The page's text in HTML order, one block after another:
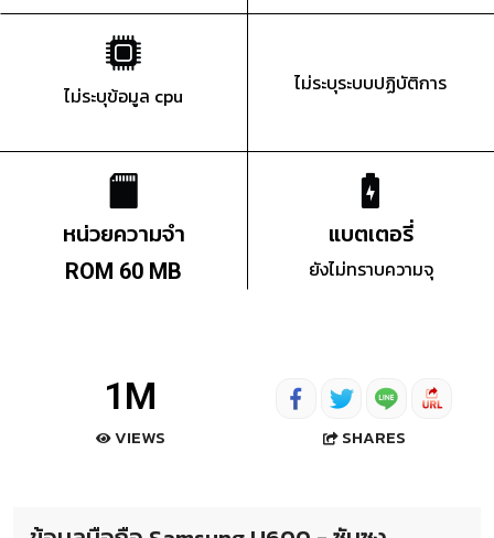
ไม่ระบุข้อมูล cpu ไม่ระบุระบบปฏิบัติการ
หน่วยความจำ
ROM 60 MB
แบตเตอรี่
ยังไม่ทราบความจุ
1M
VIEWS SHARES